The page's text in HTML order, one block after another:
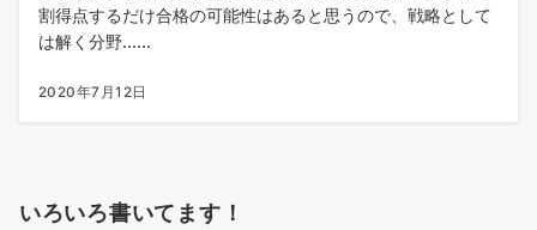
割得点するだけ合格の可能性はあると思うので、戦略として
は解く分野......
2020年7月12日
いろいろ書いてます！